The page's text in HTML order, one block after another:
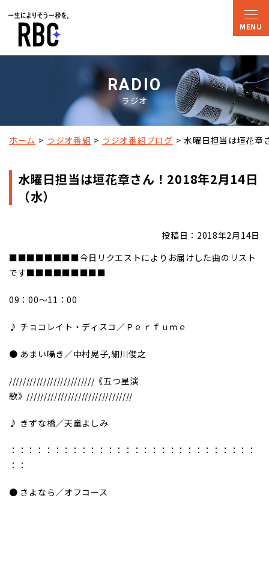
RADIO
ラジオ
ホーム ラジオ番組 ラジオ番組ブログ 水曜日担当は垣花章
水曜日担当は垣花章さん！2018年2月14日
（水）
投稿日：2018年2月14日
■■■■■■■■今日リクエストによりお届けした曲のリスト
です■■■■■■■■■
09：00～11：00
♪ チョコレイト・ディスコ／Ｐｅｒｆｕｍｅ
● あまい囁き／中村晃子,細川俊之
/////////////////////////《五つ星演
歌》///////////////////////////////
♪ きずな橋／天童よしみ
：：：：：：：：：：：：：：：：：：：：：：：：：：：：
：：
● さよなら／オフコース